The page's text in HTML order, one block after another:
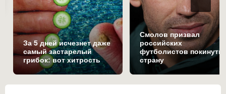
За 5 дней исчезнет даже
самый застарелый
грибок: вот хитрость
Смолов призвал
российских
футболистов покинуть
страну